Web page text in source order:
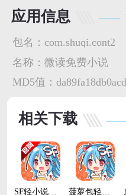
应用信息
包名： com.shuqi.cont2
名称： 微读免费小说
MD5值：
相关下载
SF轻小说手机版(菠萝包轻小说)v5.2.74 最新版